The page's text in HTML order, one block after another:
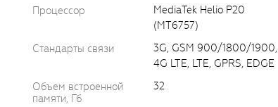
Процессор
MediaTek Helio P20
(MT6757)
Стандарты связи
3G, GSM 900/1800/1900,
4G LTE, LTE, GPRS, EDGE
Объем встроенной
памяти, Гб
32